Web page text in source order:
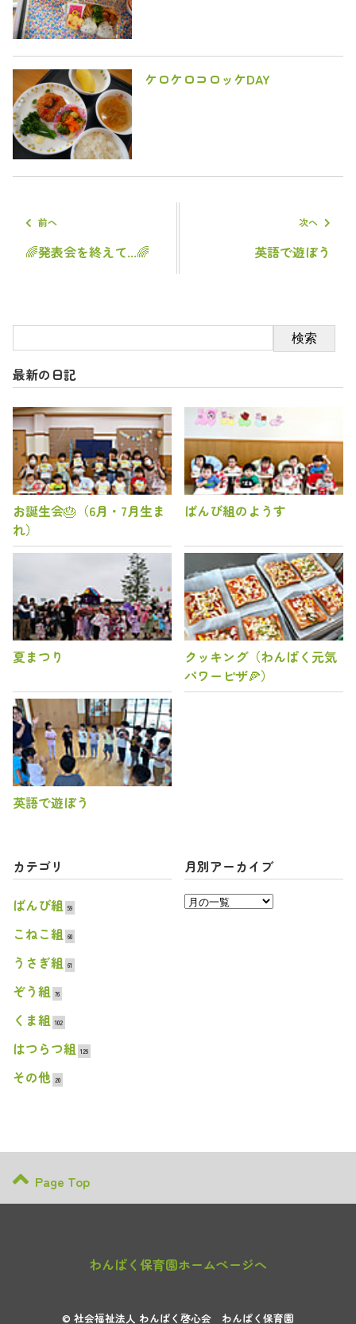
ケロケロコロッケDAY
前へ
🌈発表会を終えて...🌈
次へ
英語で遊ぼう
検索
最新の日記
お誕生会🎂（6月・7月生ま
れ）
ばんび組のようす
夏まつり
クッキング（わんぱく元気
パワーピザ🍕）
英語で遊ぼう
カテゴリ
ばんび組 59
こねこ組 60
うさぎ組 61
ぞう組 76
くま組 102
はつらつ組 129
その他 20
月別アーカイブ
Page Top
わんぱく保育園ホームページへ
© 社会福祉法人 わんぱく啓心会 わんぱく保育園